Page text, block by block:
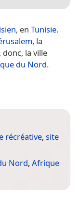
, en Tunisie.
, la
la ville
du Nord.
récréative, site
Nord, Afrique